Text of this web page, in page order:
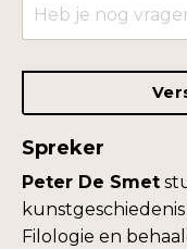
Spreker
Peter De Smet
Filologie en